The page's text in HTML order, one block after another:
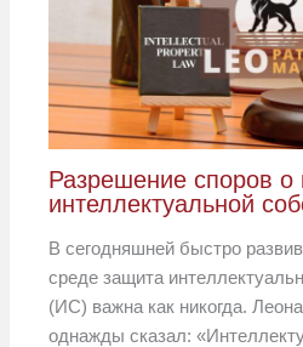
Разрешение споров о
интеллектуальной
В сегодняшней быстро
среде защита
(ИС) важна как никогда.
однажды сказал: